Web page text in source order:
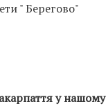
" Берегово"
у нашому